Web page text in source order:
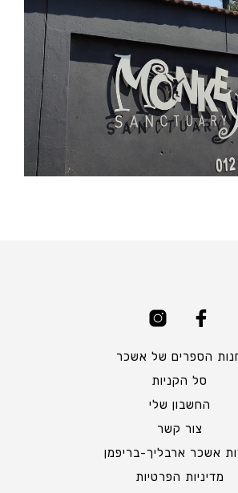
הספרים של אשכר
סל הקניות
החשבון שלי
צור קשר
אשכר ארבליך-בריפמן
מדיניות הפרטיות